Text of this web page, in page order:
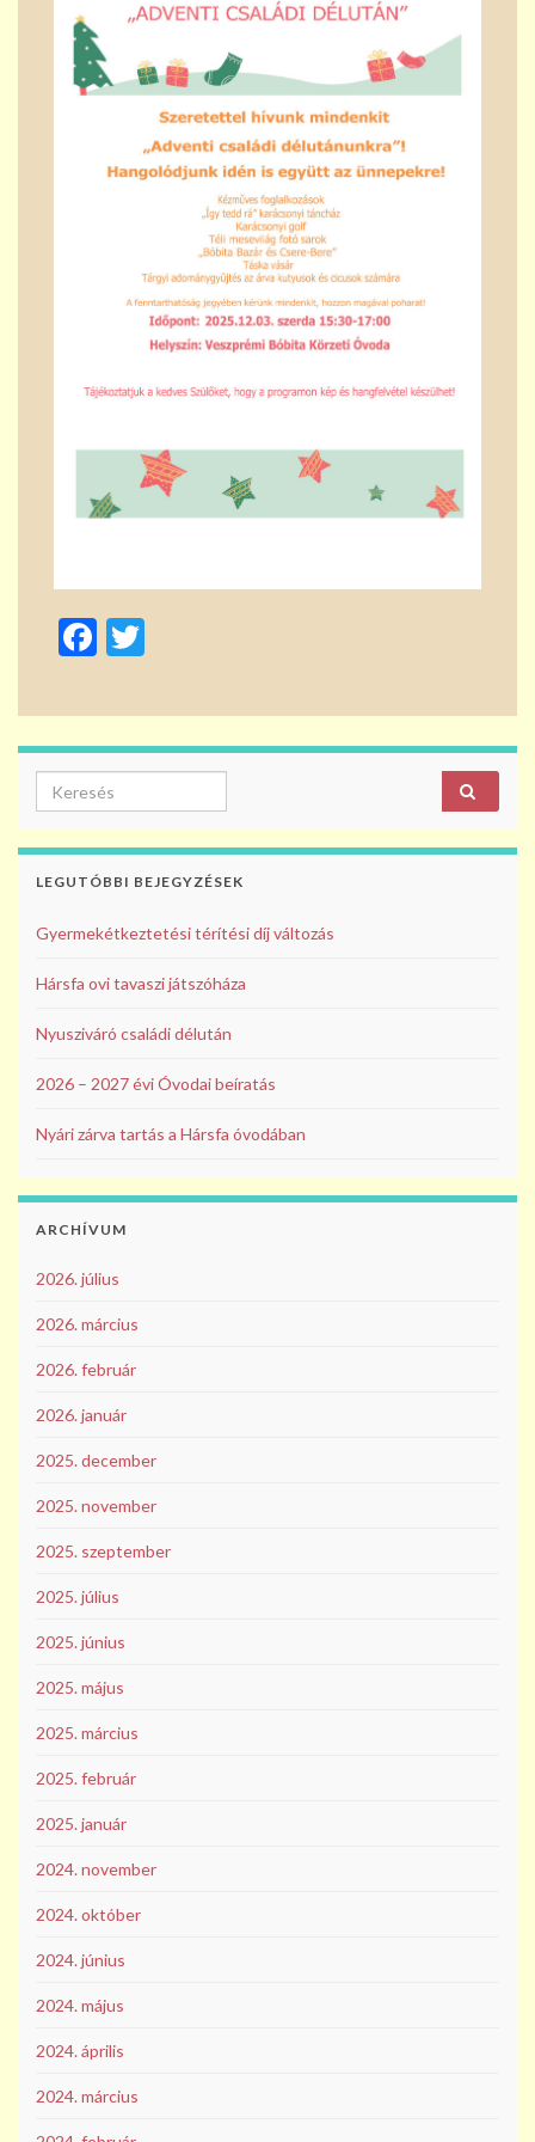
F
e
b
o
o
k
itt
er
Search for:
LEGUTÓBBI BEJEGYZÉSEK
Gyermekétkeztetési térítési díj változás
Hársfa ovi tavaszi játszóháza
Nyusziváró családi délután
2026 – 2027 évi Óvodai beíratás
Nyári zárva tartás a Hársfa óvodában
ARCHÍVUM
2026. július
2026. március
2026. február
2026. január
2025. december
2025. november
2025. szeptember
2025. július
2025. június
2025. május
2025. március
2025. február
2025. január
2024. november
2024. október
2024. június
2024. május
2024. április
2024. március